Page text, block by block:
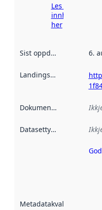
Les meir om
innhenting
her
Sist oppdatert 6.
Landingsside
Dokumentasjon
Datasettype
Metadatakvalitet